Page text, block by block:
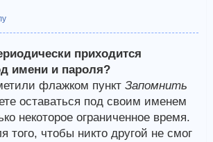
приходится
имени и пароля?
флажком пункт Запомнить
оставаться под своим именем
некоторое ограниченное время.
того, чтобы никто другой не смог